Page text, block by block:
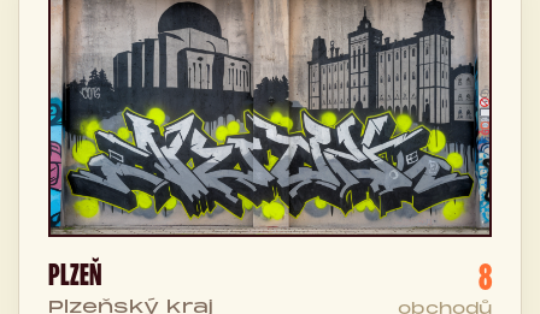
PLZEŇ
Plzeňský kraj
8
obchodů